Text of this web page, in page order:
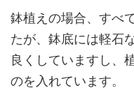
鉢植えの場合、すべ
たが、鉢底には軽石
良くしていますし、
のを入れています。